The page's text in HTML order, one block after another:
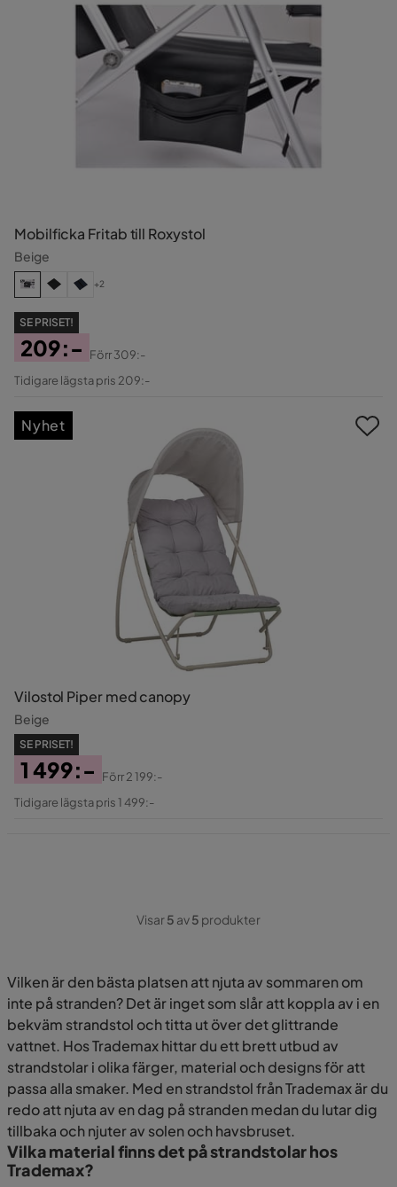
Mobilficka Fritab till Roxystol
Beige
+2
SE PRISET!
Pris
209:-
Original
Förr309:-
Tidigare lägsta pris 209:-
Vilostol Piper med canopy
Beige
SE PRISET!
Pris
1 499:-
Original
Förr2 199:-
Tidigare lägsta pris 1 499:-
Nyhet
Visar5 av5 produkter
Vilken är den bästa platsen att njuta av sommaren om
inte på stranden? Det är inget som slår att koppla av i en
bekväm strandstol och titta ut över det glittrande
vattnet. Hos Trademax hittar du ett brett utbud av
strandstolar i olika färger, material och designs för att
passa alla smaker. Med en strandstol från Trademax är du
redo att njuta av en dag på stranden medan du lutar dig
tillbaka och njuter av solen och havsbruset.
Vilka material finns det på strandstolar hos
Trademax?